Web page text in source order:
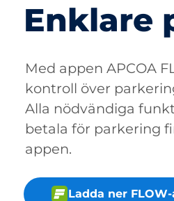
Enklare
Med appen APCOA
kontroll över
Alla nödvändiga
betala för parkering
appen.
Ladda ner